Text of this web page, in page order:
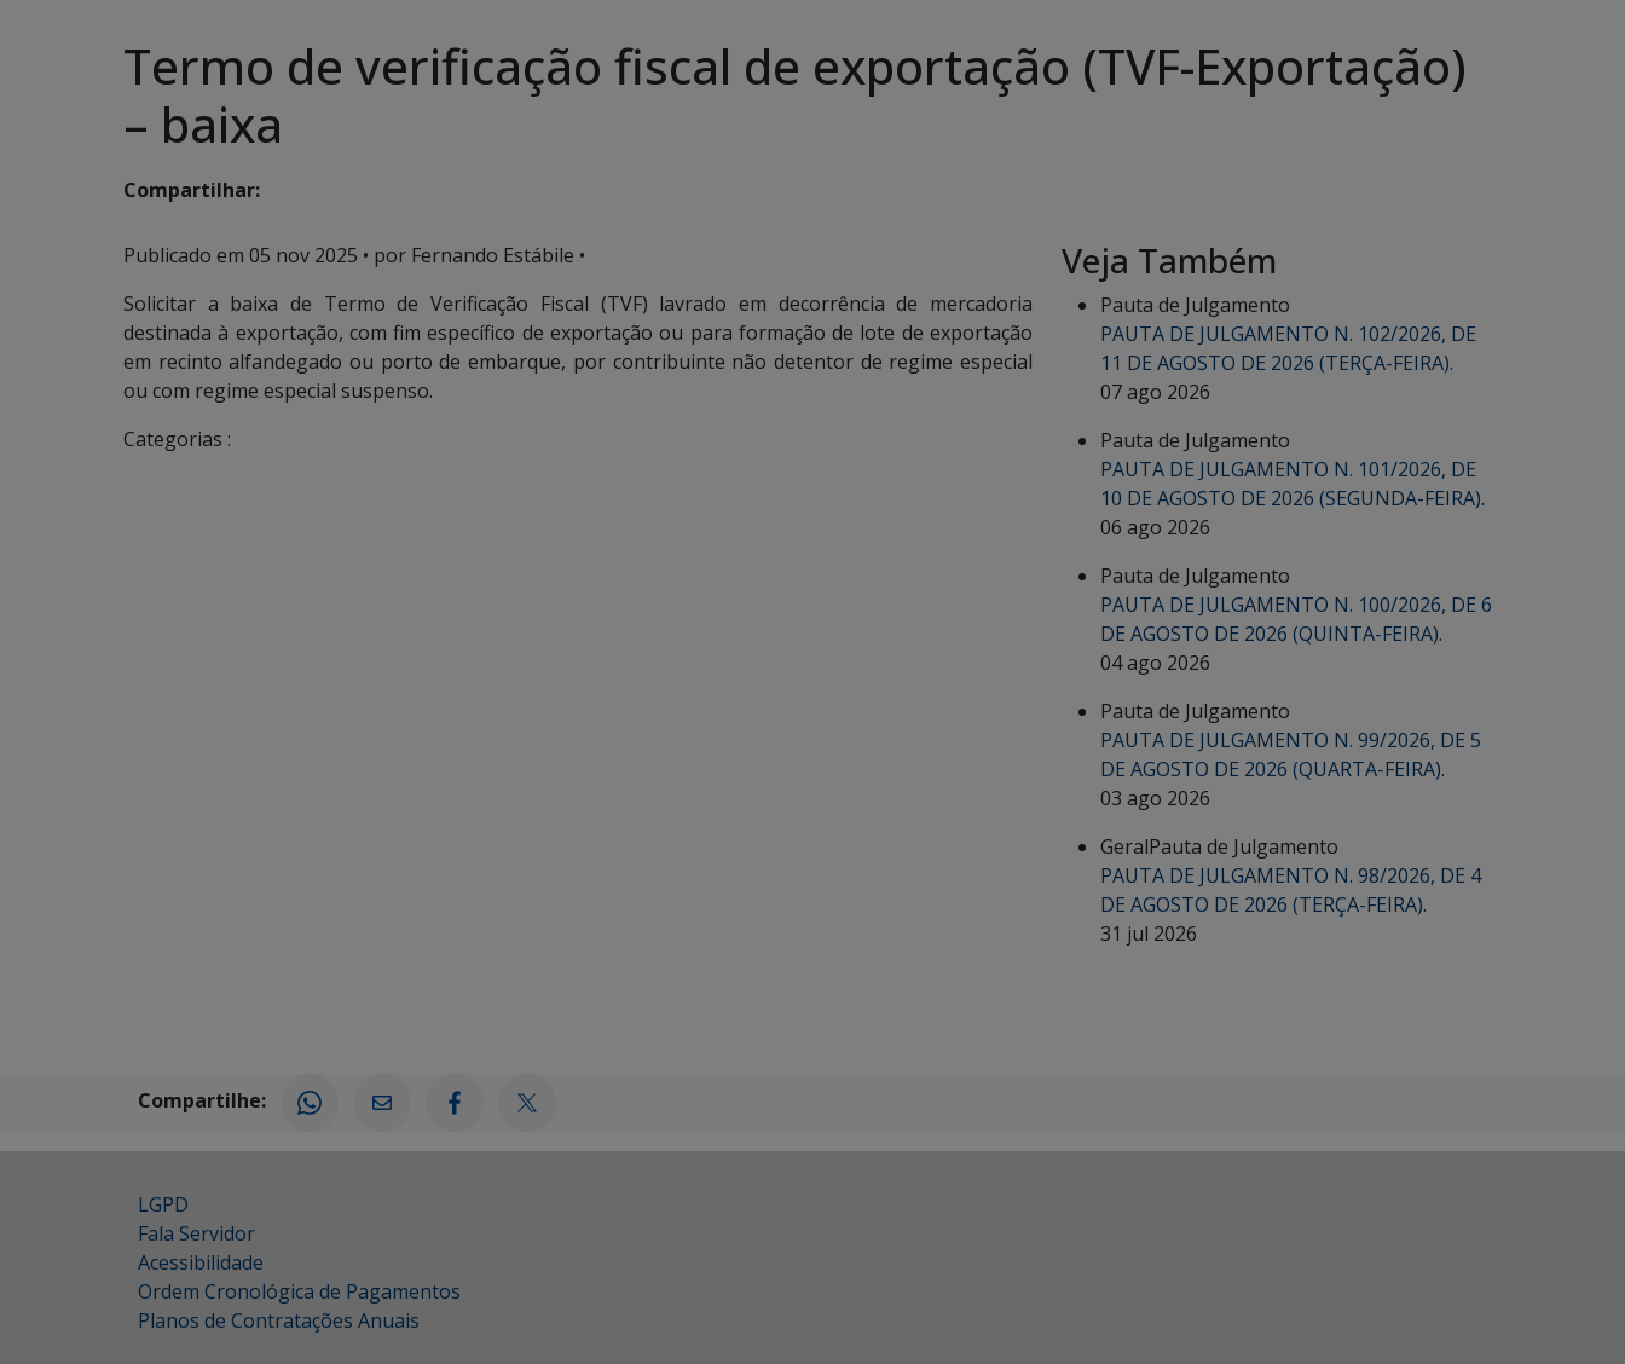
Termo de verificação fiscal de exportação (TVF-Exportação)
– baixa
Compartilhar:
Publicado em 05 nov 2025 • por Fernando Estábile •
Solicitar a baixa de Termo de Verificação Fiscal (TVF) lavrado em decorrência de mercadoria
destinada à exportação, com fim específico de exportação ou para formação de lote de exportação
em recinto alfandegado ou porto de embarque, por contribuinte não detentor de regime especial
ou com regime especial suspenso.
Categorias :
Veja Também
Pauta de Julgamento
PAUTA DE JULGAMENTO N. 102/2026, DE
11 DE AGOSTO DE 2026 (TERÇA-FEIRA).
07 ago 2026
Pauta de Julgamento
PAUTA DE JULGAMENTO N. 101/2026, DE
10 DE AGOSTO DE 2026 (SEGUNDA-FEIRA).
06 ago 2026
Pauta de Julgamento
PAUTA DE JULGAMENTO N. 100/2026, DE 6
DE AGOSTO DE 2026 (QUINTA-FEIRA).
04 ago 2026
Pauta de Julgamento
PAUTA DE JULGAMENTO N. 99/2026, DE 5
DE AGOSTO DE 2026 (QUARTA-FEIRA).
03 ago 2026
GeralPauta de Julgamento
PAUTA DE JULGAMENTO N. 98/2026, DE 4
DE AGOSTO DE 2026 (TERÇA-FEIRA).
31 jul 2026
Compartilhe:
LGPD
Fala Servidor
Acessibilidade
Ordem Cronológica de Pagamentos
Planos de Contratações Anuais